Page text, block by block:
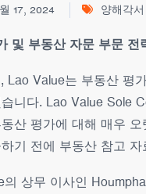
17, 2024 양해각서
및 부동산 자문 부문
Lao Value는 부동산
니다. Lao Value Sole
산 평가에 대해 매우
기 전에 부동산 참고
상무 이사인